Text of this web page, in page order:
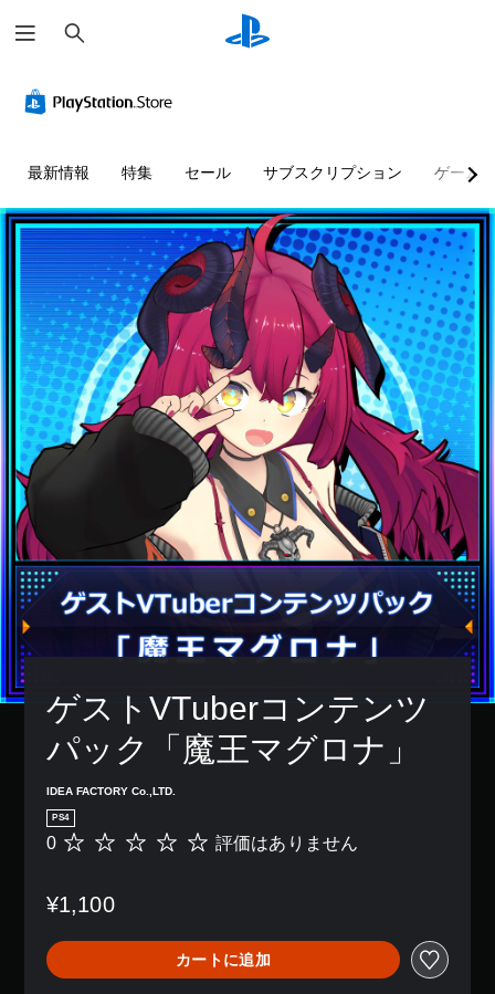
索
最新情報 特集 セール サブスクリプション ゲーム
ゲストVTuberコンテンツ
パック「魔王マグロナ」
IDEA FACTORY Co.,LTD.
PS4
評
あ
ま
せ
ん
0 評価はありません
¥1,100
カートに追加